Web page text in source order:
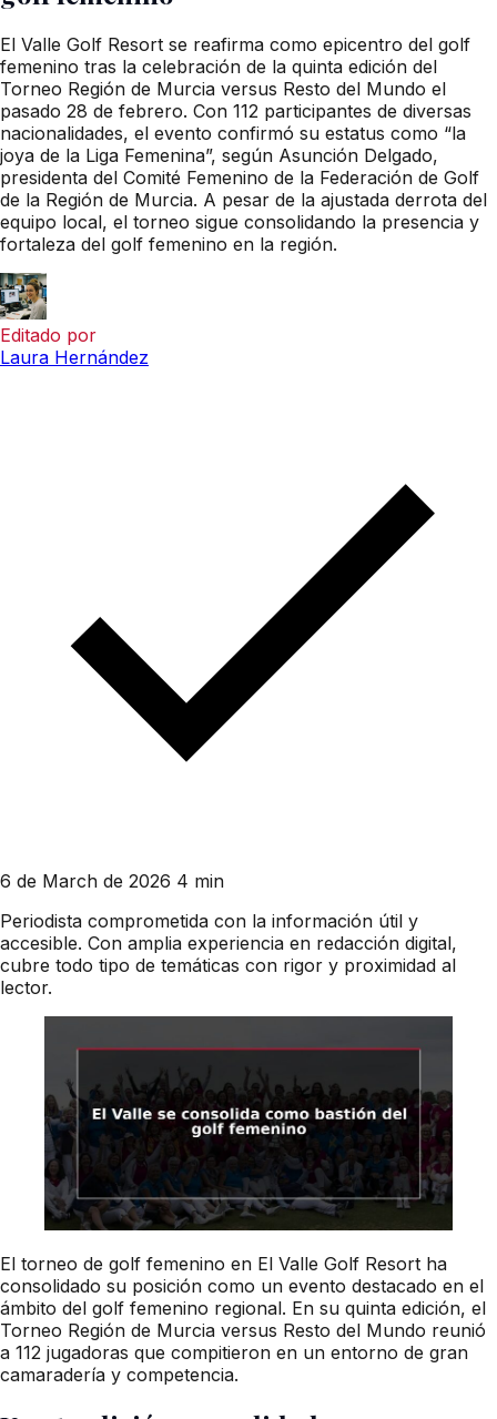
El Valle Golf Resort se reafirma como epicentro del golf
femenino tras la celebración de la quinta edición del
Torneo Región de Murcia versus Resto del Mundo el
pasado 28 de febrero. Con 112 participantes de diversas
nacionalidades, el evento confirmó su estatus como “la
joya de la Liga Femenina”, según Asunción Delgado,
presidenta del Comité Femenino de la Federación de Golf
de la Región de Murcia. A pesar de la ajustada derrota del
equipo local, el torneo sigue consolidando la presencia y
fortaleza del golf femenino en la región.
Editado por
Laura Hernández
6 de March de 2026 4 min
Periodista comprometida con la información útil y
accesible. Con amplia experiencia en redacción digital,
cubre todo tipo de temáticas con rigor y proximidad al
lector.
El torneo de golf femenino en El Valle Golf Resort ha
consolidado su posición como un evento destacado en el
ámbito del golf femenino regional. En su quinta edición, el
Torneo Región de Murcia versus Resto del Mundo reunió
a 112 jugadoras que compitieron en un entorno de gran
camaradería y competencia.